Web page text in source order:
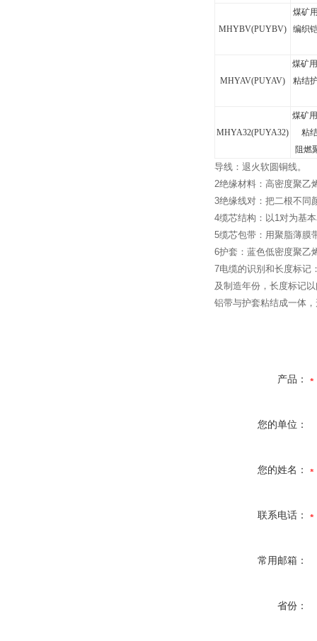
MHYBV(PUYBV)
煤矿
编织
MHYAV(PUYAV)
煤矿
粘结
MHYA32(PUYA32)
煤矿
粘
阻燃
导线：退火软圆铜线。
2绝缘材料：高密度聚乙
3绝缘线对：把二根不同
4缆芯结构：以1对为基
5缆芯包带：用聚脂薄膜
6护套：蓝色低密度聚乙
7电缆的识别和长度标记
及制造年份，长度标记
铝带与护套粘结成一体
产品：
您的单位：
您的姓名：
联系电话：
常用邮箱：
省份：